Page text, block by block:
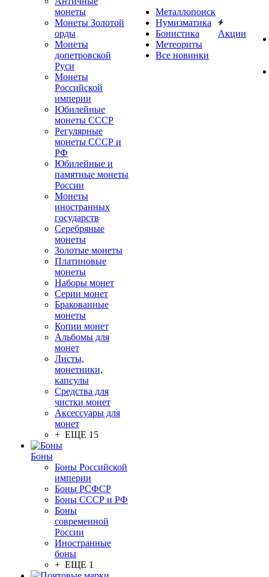
монеты
Монеты Золотой
орды
Монеты
допетровской
Руси
Монеты
Российской
империи
Юбилейные
монеты СССР
Регулярные
монеты СССР и
РФ
Юбилейные и
памятные монеты
России
Монеты
иностранных
государств
Серебряные
монеты
Золотые монеты
Платиновые
монеты
Наборы монет
Серии монет
Бракованные
монеты
Копии монет
Альбомы для
монет
Листы,
монетники,
капсулы
Средства для
чистки монет
Аксессуары для
монет
+ ЕЩЕ 15
Боны
Боны Российской
империи
Боны РСФСР
Боны СССР и РФ
Боны
современной
России
Иностранные
боны
+ ЕЩЕ 1
Металлопоиск
Нумизматика
Бонистика
Метеориты
Все новинки
Акции